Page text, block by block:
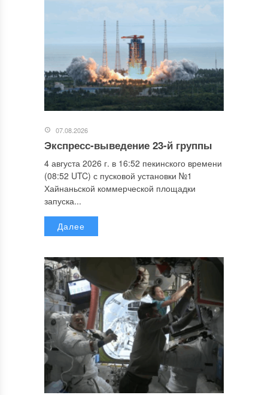
07.08.2026
Экспресс-выведение 23-й группы
4 августа 2026 г. в 16:52 пекинского времени
(08:52 UTC) с пусковой установки №1
Хайнаньской коммерческой площадки
запуска...
Далее